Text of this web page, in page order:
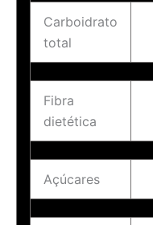
Carboidrato
total
Fibra
dietética
Açúcares